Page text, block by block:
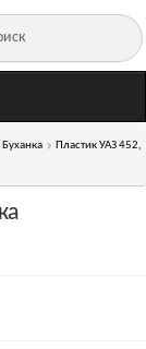
Пластик УАЗ 452,